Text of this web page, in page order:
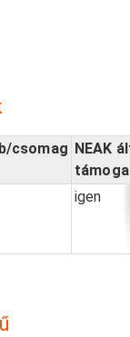
csomag NEAK
igen